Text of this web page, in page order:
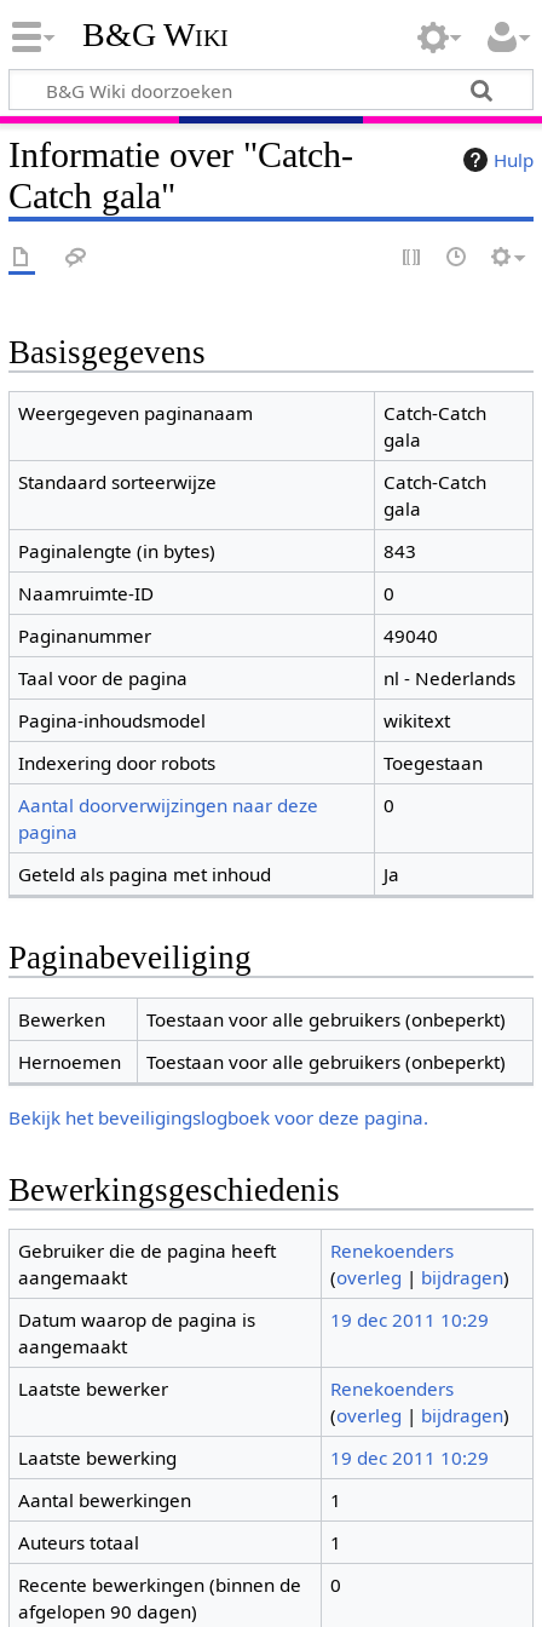
B&G Wiki
Hulp
Informatie over "Catch-
Catch gala"
Basisgegevens
Weergegeven paginanaam
Catch-Catch
gala
Standaard sorteerwijze
Catch-Catch
gala
Paginalengte (in bytes)
843
Naamruimte-ID
0
Paginanummer
49040
Taal voor de pagina
nl - Nederlands
Pagina-inhoudsmodel
wikitext
Indexering door robots
Toegestaan
Aantal doorverwijzingen naar deze
pagina
0
Geteld als pagina met inhoud Ja
Paginabeveiliging
Bewerken
Toestaan voor alle gebruikers (onbeperkt)
Hernoemen
Toestaan voor alle gebruikers (onbeperkt)
Bekijk het beveiligingslogboek voor deze pagina.
Bewerkingsgeschiedenis
Gebruiker die de pagina heeft
aangemaakt
Renekoenders
(overleg | bijdragen)
Datum waarop de pagina is
aangemaakt
19 dec 2011 10:29
Laatste bewerker
Renekoenders
(overleg | bijdragen)
Laatste bewerking
19 dec 2011 10:29
Aantal bewerkingen
1
Auteurs totaal
1
Recente bewerkingen (binnen de
afgelopen 90 dagen)
0